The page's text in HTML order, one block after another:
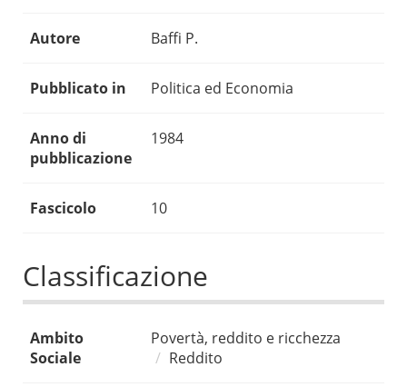
Autore Baffi P.
Pubblicato in Politica ed Economia
Anno di
pubblicazione
1984
Fascicolo 10
Classificazione
Ambito
Sociale
Povertà, reddito e ricchezza
Reddito